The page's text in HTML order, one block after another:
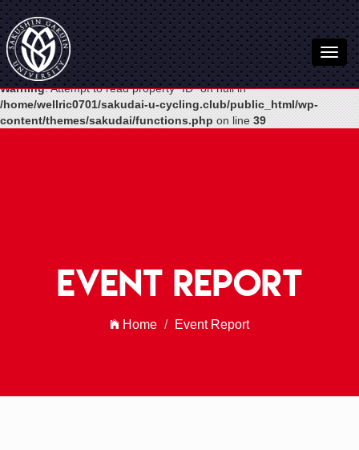
Warning: Undefined variable $post in/home/wellric0701/sakudai-u-
cycling.club/public_html/wp-
content/themes/sakudai/functions.phpon line 54
Warning: Attempt to read property "ID" on null in
/home/wellric0701/sakudai-u-cycling.club/public_html/wp-
content/themes/sakudai/functions.php on line 39
Event Report
Home Event Report